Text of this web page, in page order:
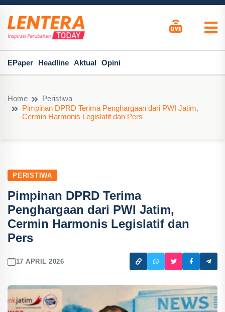
EPaper Headline Aktual Opini
Home
Peristiwa
Pimpinan DPRD Terima Penghargaan dari PWI Jatim,
Cermin Harmonis Legislatif dan Pers
PERISTIWA
Pimpinan DPRD Terima
Penghargaan dari PWI Jatim,
Cermin Harmonis Legislatif dan
Pers
17 APRIL 2026